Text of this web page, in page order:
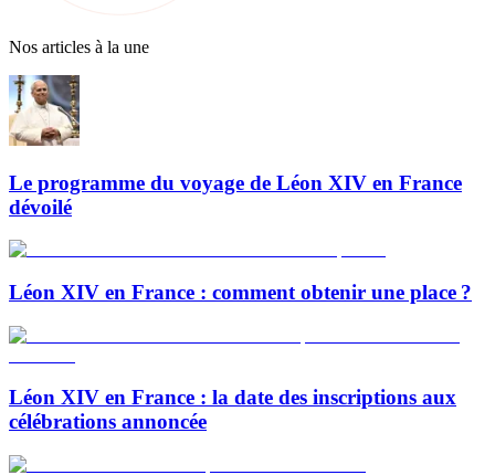
Nos articles à la une
Le programme du voyage de Léon XIV en France
dévoilé
Léon XIV en France : comment obtenir une place ?
Léon XIV en France : la date des inscriptions aux
célébrations annoncée